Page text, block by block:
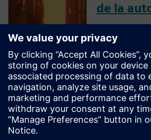
de la
ofrece un
de
con eficacia los
críticos de
fabricación
proveedores
de la industria
automoción.